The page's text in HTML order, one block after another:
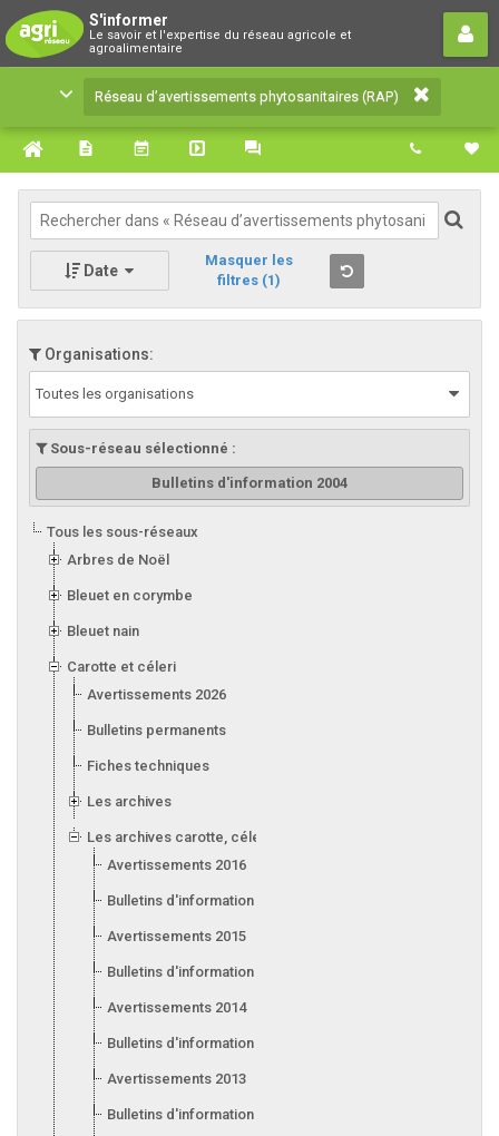
S'informer
Le savoir et l'expertise du réseau agricole et
agroalimentaire
Réseau d’avertissements
phytosanitaires (RAP)
Le savoir et l'expertise du réseau agricole et
agroalimentaire
Réseau d’avertissements phytosanitaires (RAP)
Date
Masquer les
filtres (1)
Organisations:
Toutes les organisations
Sous-réseau sélectionné :
Bulletins d'information 2004
Tous les sous-réseaux
Arbres de Noël
Bleuet en corymbe
Bleuet nain
Carotte et céleri
Avertissements 2026
Bulletins permanents
Fiches techniques
Les archives
Les archives carotte, céleri, laitue, oignon, poireau et ail
Avertissements 2016
Bulletins d'information 2016
Avertissements 2015
Bulletins d'information 2015
Avertissements 2014
Bulletins d'information 2014
Avertissements 2013
Bulletins d'information 2013